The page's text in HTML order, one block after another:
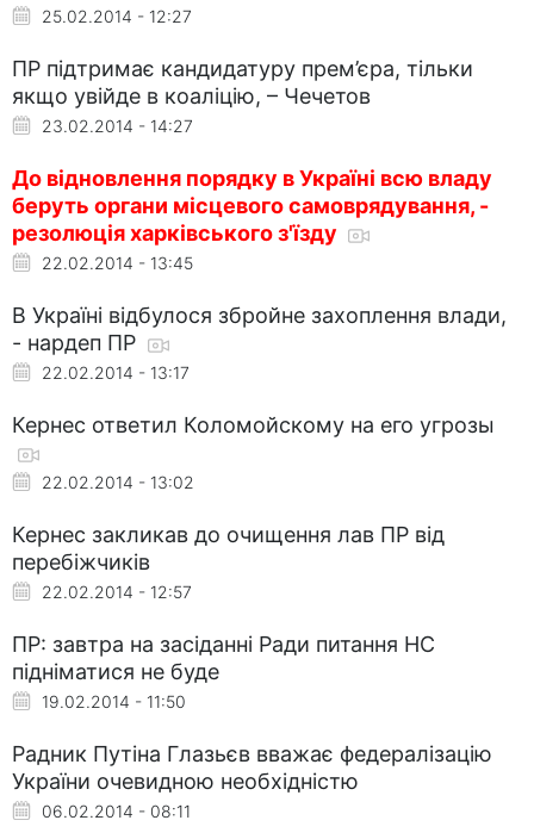
25.02.2014 - 12:27
ПР підтримає кандидатуру прем’єра, тільки
якщо увійде в коаліцію, – Чечетов
23.02.2014 - 14:27
До відновлення порядку в Україні всю владу
беруть органи місцевого самоврядування, -
резолюція харківського з'їзду
22.02.2014 - 13:45
В Україні відбулося збройне захоплення влади,
- нардеп ПР
22.02.2014 - 13:17
Кернес ответил Коломойскому на его угрозы
22.02.2014 - 13:02
Кернес закликав до очищення лав ПР від
перебіжчиків
22.02.2014 - 12:57
ПР: завтра на засіданні Ради питання НС
підніматися не буде
19.02.2014 - 11:50
Радник Путіна Глазьєв вважає федералізацію
України очевидною необхідністю
06.02.2014 - 08:11